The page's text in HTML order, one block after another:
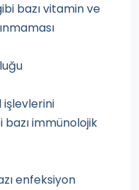
bazı vitamin ve
işlevlerini
immünolojik
enfeksiyon